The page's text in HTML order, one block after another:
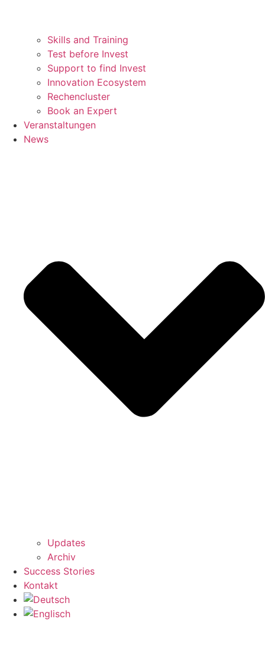
Skills and Training
Test before Invest
Support to find Invest
Innovation Ecosystem
Rechencluster​
Book an Expert
Veranstaltungen
News
Updates
Archiv
Success Stories
Kontakt